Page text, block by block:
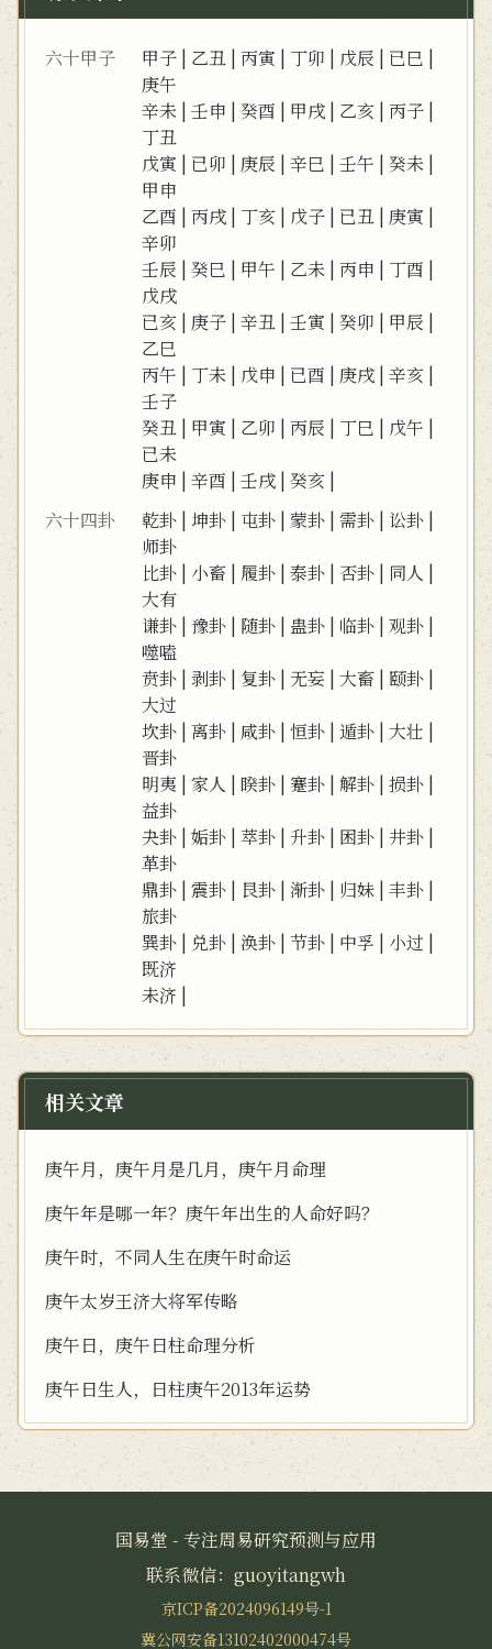
六十甲子 甲子 | 乙丑 |丙寅 | 丁卯 | 戊辰 | 已巳 |
庚午
辛未 |壬申 |癸酉 | 甲戌 | 乙亥 |丙子 |
丁丑
戊寅 | 已卯 | 庚辰 |辛巳 |壬午 |癸未 |
甲申
乙酉 |丙戌 | 丁亥 | 戊子 | 已丑 | 庚寅 |
辛卯
壬辰 |癸巳 | 甲午 | 乙未 |丙申 | 丁酉 |
戊戌
已亥 | 庚子 |辛丑 |壬寅 |癸卯 | 甲辰 |
乙巳
丙午 | 丁未 | 戊申 | 已酉 | 庚戌 |辛亥 |
壬子
癸丑 | 甲寅 | 乙卯 |丙辰 | 丁巳 | 戊午 |
已未
庚申 |辛酉 |壬戌 |癸亥 |
六十四卦
乾卦 | 坤卦 | 屯卦 |蒙卦 |需卦 | 讼卦 |
师卦
比卦 | 小畜 | 履卦 |泰卦 | 否卦 | 同人 |
大有
谦卦 |豫卦 | 随卦 | 蛊卦 | 临卦 |观卦 |
噬嗑
贲卦 | 剥卦 | 复卦 | 无妄 |大畜 | 颐卦 |
大过
坎卦 |离卦 | 咸卦 |恒卦 |遁卦 |大壮 |
晋卦
明夷 |家人 |睽卦 | 蹇卦 |解卦 |损卦 |
益卦
夬卦 |姤卦 | 萃卦 |升卦 | 困卦 |井卦 |
革卦
鼎卦 |震卦 | 艮卦 |渐卦 | 归妹 |丰卦 |
旅卦
巽卦 | 兑卦 |涣卦 |节卦 | 中孚 | 小过 |
既济
未济 |
相关文章
庚午月，庚午月是几月，庚午月命理
庚午年是哪一年？庚午年出生的人命好吗？
庚午时，不同人生在庚午时命运
庚午太岁王济大将军传略
庚午日，庚午日柱命理分析
庚午日生人，日柱庚午2013年运势
国易堂 - 专注周易研究预测与应用
联系微信：guoyitangwh
京ICP备2024096149号-1
冀公网安备13102402000474号